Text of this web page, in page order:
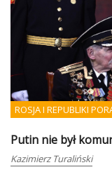
ROSJA I REPUBLIKI
Putin nie był
Kazimierz Turaliński